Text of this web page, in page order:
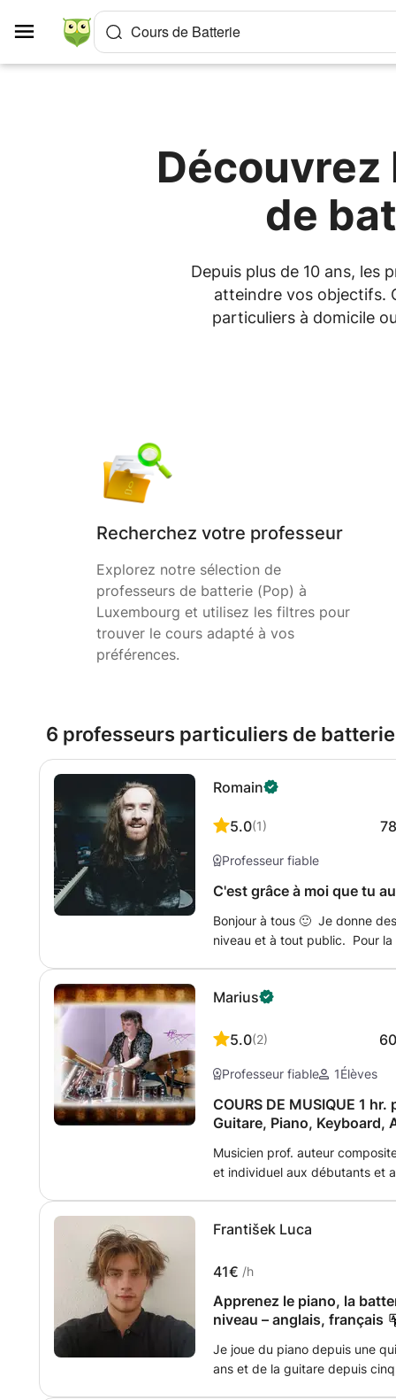
Cours de Batterie
de
Depuis plus de 10 ans,
atteindre vos objectifs.
particuliers à domicile
Recherchez votre professeur
Explorez notre sélection de
professeurs de batterie (Pop) à
Luxembourg et utilisez les filtres pour
trouver le cours adapté à vos
préférences.
6 professeurs particuliers de
Romain
5.0(1)
Professeur fiable
C'est grâce à moi que tu
Bonjour à tous 🙂 Je donne
niveau et à tout public. Pour
Cursus batterie jazz et piano
plusieurs projets - Concerts
placement des horaires, et
un message. And of course
A bientôt 🙂
Marius
5.0(2)
Professeur fiable 1Élèves
COURS DE MUSIQUE 1
Guitare, Piano, Keyboard,
Musicien prof. auteur
et individuel aux débutants et
bec, Chant Expérience
d'improvisation et de
František Luca
41€ /h
Apprenez le piano, la
niveau – anglais, français
Je joue du piano depuis une
ans et de la guitare depuis